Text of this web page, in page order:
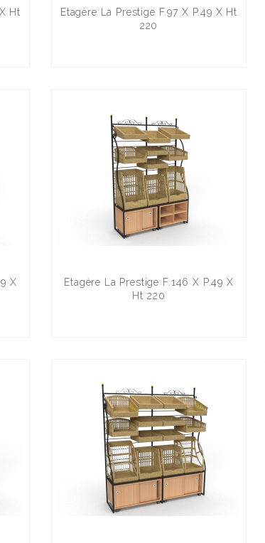
Ht
Etagère La Prestige F.97 X P.49 X Ht
220
X
Etagère La Prestige F.146 X P.49 X
Ht 220